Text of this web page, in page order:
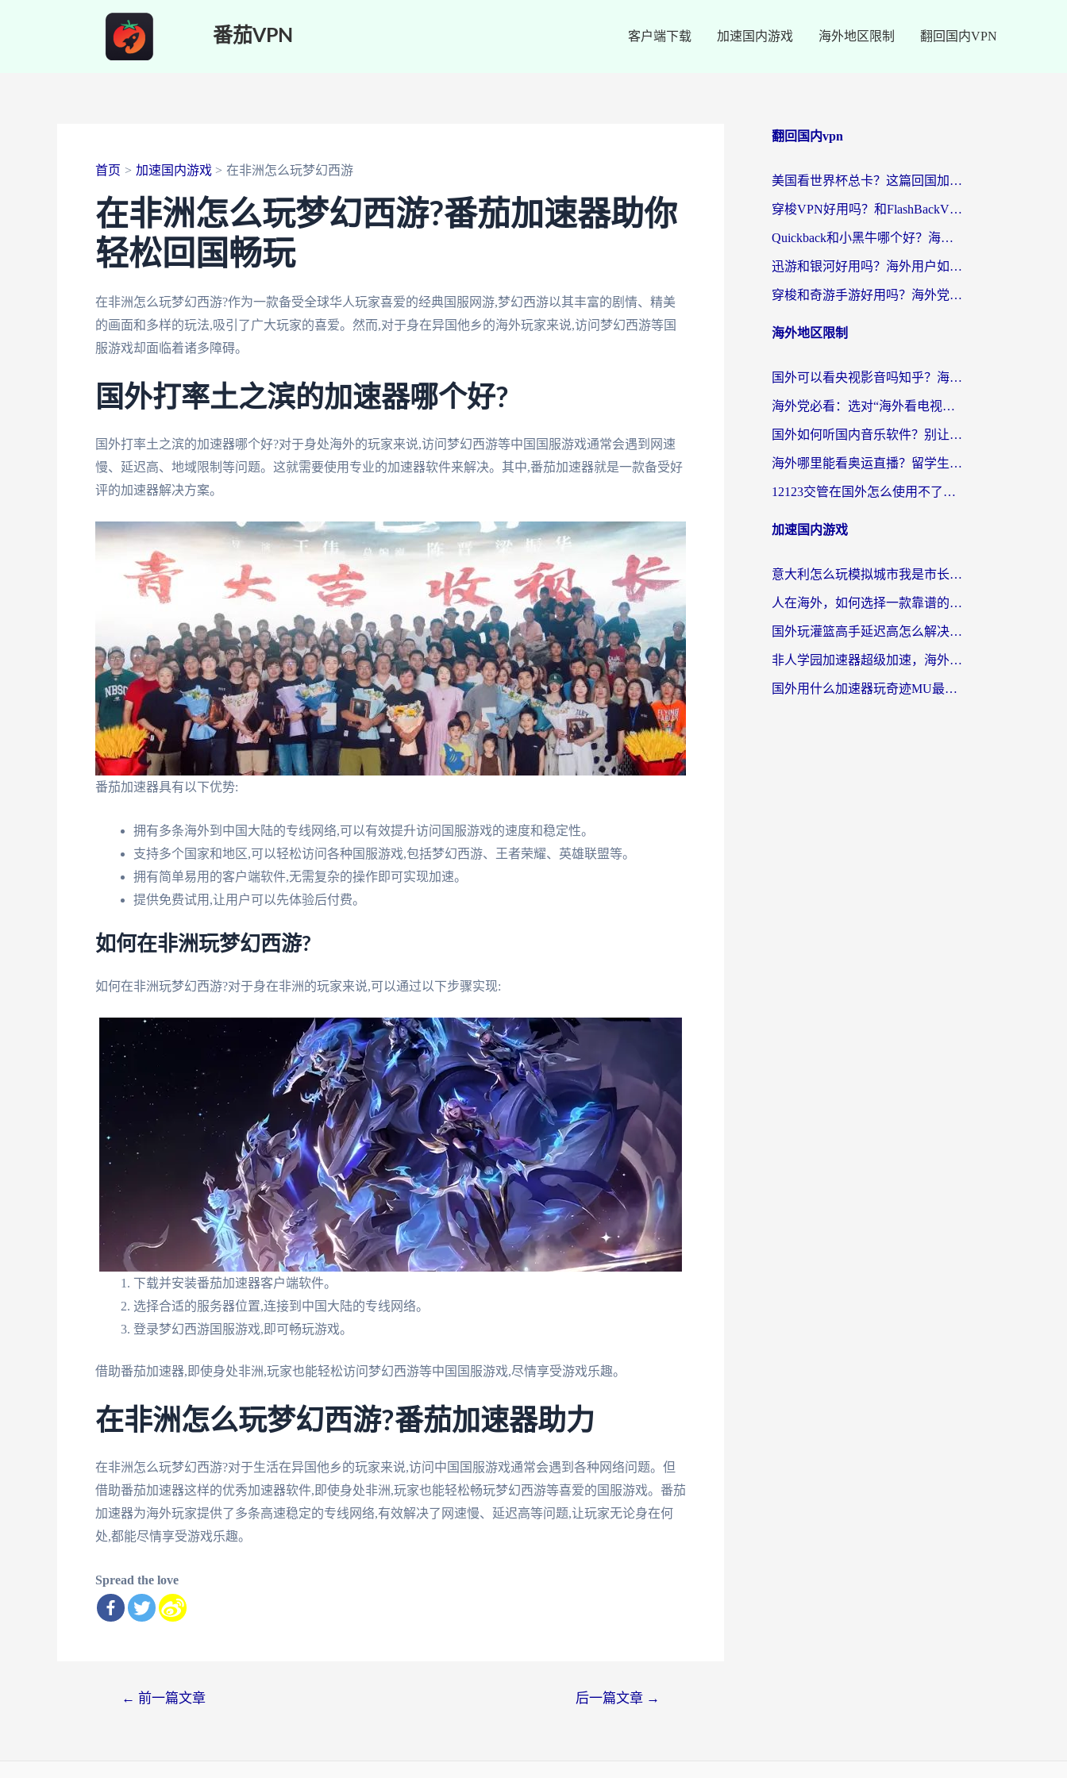
番茄VPN 客户端下载 加速国内游戏 海外地区限制 翻回国内VPN
首页 加速国内游戏 在非洲怎么玩梦幻西游
在非洲怎么玩梦幻西游?番茄加速器助你
轻松回国畅玩
在非洲怎么玩梦幻西游?作为一款备受全球华人玩家喜爱的经典国服网游,梦幻西游以其丰富的剧情、精美
的画面和多样的玩法,吸引了广大玩家的喜爱。然而,对于身在异国他乡的海外玩家来说,访问梦幻西游等国
服游戏却面临着诸多障碍。
国外打率土之滨的加速器哪个好?
国外打率土之滨的加速器哪个好?对于身处海外的玩家来说,访问梦幻西游等中国国服游戏通常会遇到网速
慢、延迟高、地域限制等问题。这就需要使用专业的加速器软件来解决。其中,番茄加速器就是一款备受好
评的加速器解决方案。
番茄加速器具有以下优势:
拥有多条海外到中国大陆的专线网络,可以有效提升访问国服游戏的速度和稳定性。
支持多个国家和地区,可以轻松访问各种国服游戏,包括梦幻西游、王者荣耀、英雄联盟等。
拥有简单易用的客户端软件,无需复杂的操作即可实现加速。
提供免费试用,让用户可以先体验后付费。
如何在非洲玩梦幻西游?
如何在非洲玩梦幻西游?对于身在非洲的玩家来说,可以通过以下步骤实现:
下载并安装番茄加速器客户端软件。
选择合适的服务器位置,连接到中国大陆的专线网络。
登录梦幻西游国服游戏,即可畅玩游戏。
借助番茄加速器,即使身处非洲,玩家也能轻松访问梦幻西游等中国国服游戏,尽情享受游戏乐趣。
在非洲怎么玩梦幻西游?番茄加速器助力
在非洲怎么玩梦幻西游?对于生活在异国他乡的玩家来说,访问中国国服游戏通常会遇到各种网络问题。但
借助番茄加速器这样的优秀加速器软件,即使身处非洲,玩家也能轻松畅玩梦幻西游等喜爱的国服游戏。番茄
加速器为海外玩家提供了多条高速稳定的专线网络,有效解决了网速慢、延迟高等问题,让玩家无论身在何
处,都能尽情享受游戏乐趣。
Spread the love
← 前一篇文章 后一篇文章 →
翻回国内vpn
美国看世界杯总卡？这篇回国加速器指南帮你无缝刷国内资源（附苹果手机VPN设置步骤）
穿梭VPN好用吗？和FlashBackVPN对比哪个回国效果更好？
Quickback和小黑牛哪个好？海外党亲测指南，选对回国加速器秒回国内
迅游和银河好用吗？海外用户如何选择回国加速器实现无缝访问国内资源
穿梭和奇游手游好用吗？海外党亲测3款回国加速器，附蜜蜂加速器七天试用攻略
海外地区限制
国外可以看央视影音吗知乎？海外党亲测有效的回国加速方案
海外党必看：选对“海外看电视剧软件”，再也不用愁国内剧刷不了
国外如何听国内音乐软件？别让地域限制，断了你的中文歌单
海外哪里能看奥运直播？留学生&海外华人必看的体育赛事观赛终极指南
12123交管在国外怎么使用不了？海外华人必看的无缝访问国内资源指南
加速国内游戏
意大利怎么玩模拟城市我是市长？海外党国服游戏加速终极攻略（附三国3量子特攻解决办法）
人在海外，如何选择一款靠谱的玩剑灵2加速器？
国外玩灌篮高手延迟高怎么解决？海外玩家国服游戏加速终极指南
非人学园加速器超级加速，海外玩家重返国服的通行证
国外用什么加速器玩奇迹MU最好？2026海外玩家国服游戏加速全攻略